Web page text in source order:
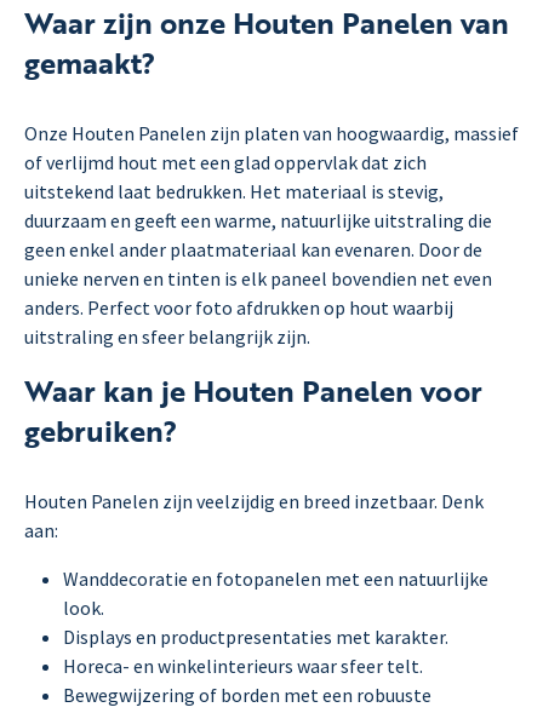
Waar zijn onze Houten Panelen van
gemaakt?
Onze Houten Panelen zijn platen van hoogwaardig, massief
of verlijmd hout met een glad oppervlak dat zich
uitstekend laat bedrukken. Het materiaal is stevig,
duurzaam en geeft een warme, natuurlijke uitstraling die
geen enkel ander plaatmateriaal kan evenaren. Door de
unieke nerven en tinten is elk paneel bovendien net even
anders. Perfect voor foto afdrukken op hout waarbij
uitstraling en sfeer belangrijk zijn.
Waar kan je Houten Panelen voor
gebruiken?
Houten Panelen zijn veelzijdig en breed inzetbaar. Denk
aan:
Wanddecoratie en fotopanelen met een natuurlijke
look.
Displays en productpresentaties met karakter.
Horeca- en winkelinterieurs waar sfeer telt.
Bewegwijzering of borden met een robuuste